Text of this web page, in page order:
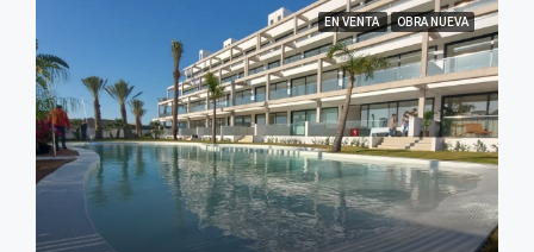
EN VENTA OBRA NUEVA